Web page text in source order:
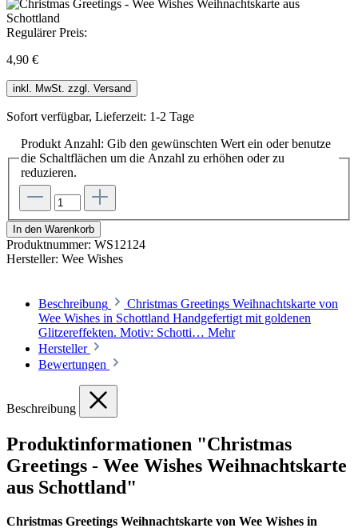
Regulärer Preis:
4,90 €
inkl. MwSt. zzgl. Versand
Sofort verfügbar, Lieferzeit: 1-2 Tage
Produkt Anzahl: Gib den gewünschten Wert ein oder benutze
die Schaltflächen um die Anzahl zu erhöhen oder zu
reduzieren.
In den Warenkorb
Produktnummer: WS12124
Hersteller: Wee Wishes
Beschreibung
Christmas Greetings Weihnachtskarte von
Wee Wishes in Schottland Handgefertigt mit goldenen
Glitzereffekten. Motiv: Schotti… Mehr
Hersteller
Bewertungen
Beschreibung
Produktinformationen "Christmas
Greetings - Wee Wishes Weihnachtskarte
aus Schottland"
Christmas Greetings Weihnachtskarte von Wee Wishes in